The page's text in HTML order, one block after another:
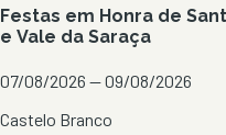
Festas em Honra de
e Vale da Saraça
07/08/2026 — 09/08/2026
Castelo Branco